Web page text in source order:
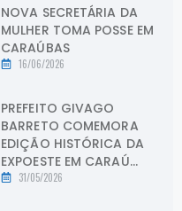
NOVA SECRETÁRIA DA
MULHER TOMA POSSE EM
CARAÚBAS
16/06/2026
PREFEITO GIVAGO
BARRETO COMEMORA
EDIÇÃO HISTÓRICA DA
EXPOESTE EM CARAÚ...
31/05/2026